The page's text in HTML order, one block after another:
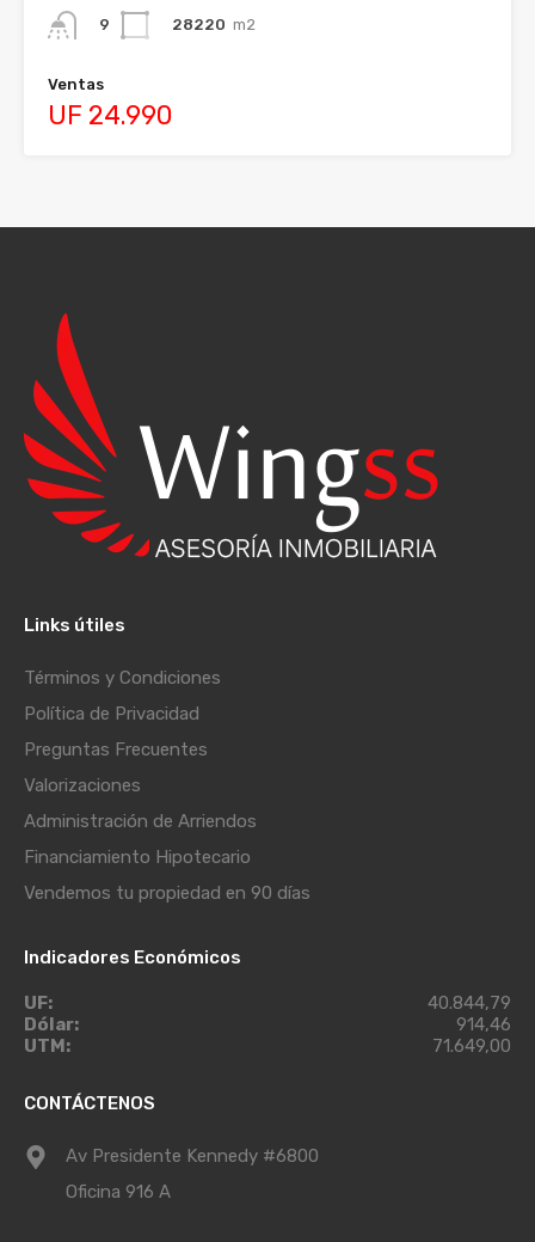
9
28220 m2
Ventas
UF 24.990
Links útiles
Términos y Condiciones
Política de Privacidad
Preguntas Frecuentes
Valorizaciones
Administración de Arriendos
Financiamiento Hipotecario
Vendemos tu propiedad en 90 días
Indicadores Económicos
UF:
40.844,79
Dólar:
914,46
UTM:
71.649,00
CONTÁCTENOS
Av Presidente Kennedy #6800
Oficina 916 A